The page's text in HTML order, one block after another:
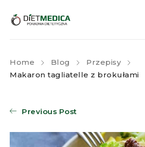
Home Blog
Przepisy
Makaron tagliatelle z brokułami
Previous Post